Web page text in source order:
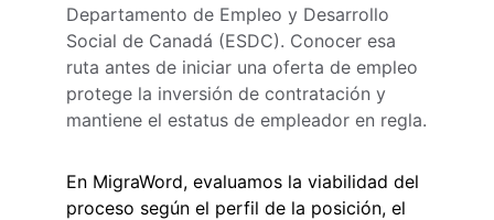
Departamento de Empleo y Desarrollo
Social de Canadá (ESDC). Conocer esa
ruta antes de iniciar una oferta de empleo
protege la inversión de contratación y
mantiene el estatus de empleador en regla.
En MigraWord, evaluamos la viabilidad del
proceso según el perfil de la posición, el